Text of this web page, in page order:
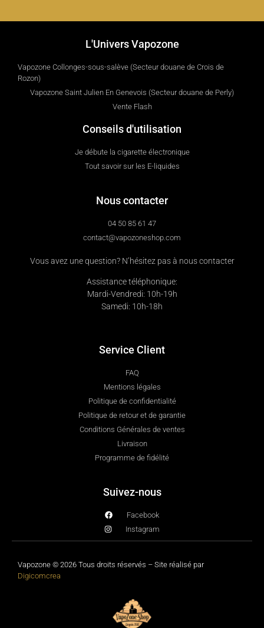
L'Univers Vapozone
Vapozone Collonges-sous-salève (Secteur douane de Crois de
Rozon)
Vapozone Saint Julien En Genevois (Secteur douane de Perly)
Vente Flash
Conseils d'utilisation
Je débute la cigarette électronique
Tout savoir sur les E-liquides
Nous contacter
04 50 85 61 47
contact@vapozoneshop.com
Vous avez une question? N’hésitez pas à nous contacter
Assistance téléphonique:
Mardi-Vendredi: 10h-19h
Samedi: 10h-18h
Service Client
FAQ
Mentions légales
Politique de confidentialité
Politique de retour et de garantie
Conditions Générales de ventes
Livraison
Programme de fidélité
Suivez-nous
Facebook
Instagram
Vapozone © 2026 Tous droits réservés – Site réalisé par
Digicomcrea